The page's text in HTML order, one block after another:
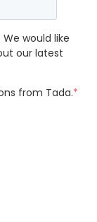
would like
our latest
from Tada.*